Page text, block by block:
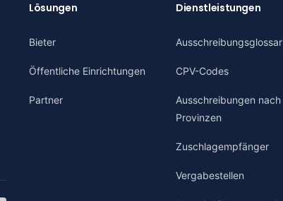
Lösungen
Bieter
Öffentliche Einrichtungen
Partner
Dienstleistungen
Ausschreibungsglossar
CPV-Codes
Ausschreibungen nach
Provinzen
Zuschlagempfänger
Vergabestellen